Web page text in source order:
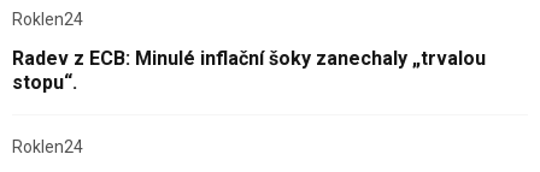
Roklen24
Radev z ECB: Minulé inflační šoky zanechaly „trvalou
stopu“.
Roklen24